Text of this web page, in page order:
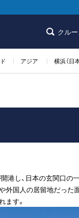
クル
アジア 横浜（日
港し、日本の玄関口の
外国人の居留地だった
ます。